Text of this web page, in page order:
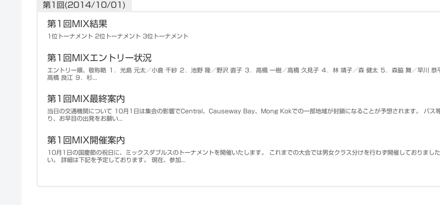
第1回(2014/10/01)
第1回MIX結果
1位トーナメント 2位トーナメント 3位トーナメント
第1回MIXエントリー状況
エントリー順、敬称略 １．光島 元太／小倉 千紗 ２．池野 隆／野沢 直子 ３．高橋 一樹／高橋 久見子 ４．林 靖子／森 健太 ５．森脇 舞／早川
高橋 良江 ９．杉...
第1回MIX最終案内
当日の交通機関について 10月1日は集会の影響でCentral、Causeway Bay、Mong Kokでの一部地域が封鎖になることが予想されます。 バス
り、お早目の出発をお願い...
第1回MIX開催案内
10月1日の国慶節の祝日に、ミックスダブルスのトーナメントを開催いたします。 これまでの大会では男女クラス分けを行わず開催しておりまし
い。 詳細は下記を予定しております。 現在、参加...